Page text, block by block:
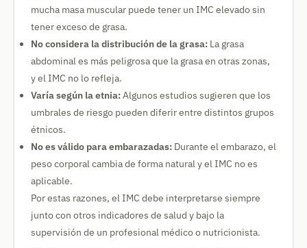
mucha masa muscular puede tener un IMC elevado sin
tener exceso de grasa.
No considera la distribución de la grasa: La grasa
abdominal es más peligrosa que la grasa en otras zonas,
y el IMC no lo refleja.
Varía según la etnia:Algunos estudios sugieren que los
umbrales de riesgo pueden diferir entre distintos grupos
étnicos.
No es válido para embarazadas: Durante el embarazo, el
peso corporal cambia de forma natural y el IMC no es
aplicable.
Por estas razones, el IMC debe interpretarse siempre
junto con otros indicadores de salud y bajo la
supervisión de un profesional médico o nutricionista.